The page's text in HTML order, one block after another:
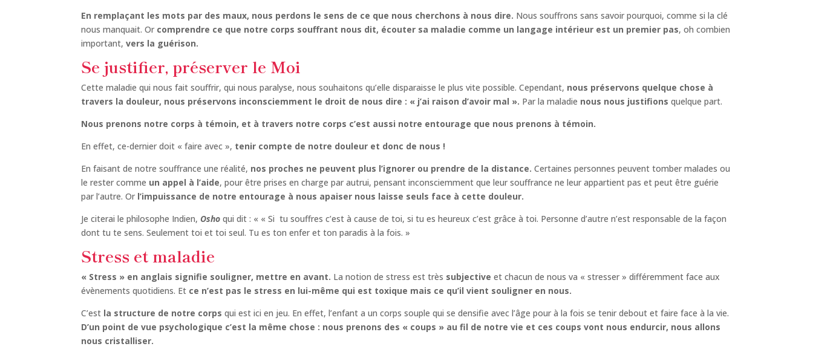
En remplaçant les mots par des maux, nous perdons le sens de ce que nous cherchons à nous dire. Nous souffrons sans savoir pourquoi, comme si la clé
nous manquait. Or comprendre ce que notre corps souffrant nous dit, écouter sa maladie comme un langage intérieur est un premier pas, oh combien
important,vers la guérison.
Se justifier, préserver le Moi
Cette maladie qui nous fait souffrir, qui nous paralyse, nous souhaitons qu’elle disparaisse le plus vite possible. Cependant, nous préservons quelque chose à
travers la douleur, nous préservons inconsciemment le droit de nous dire : « j’ai raison d’avoir mal ». Par la maladie nous nous justifions quelque part.
Nous prenons notre corps à témoin, et à travers notre corps c’est aussi notre entourage que nous prenons à témoin.
En effet, ce-dernier doit « faire avec », tenir compte de notre douleur et donc de nous !
En faisant de notre souffrance une réalité, nos proches ne peuvent plus l’ignorer ou prendre de la distance. Certaines personnes peuvent tomber malades ou
le rester comme un appel à l’aide, pour être prises en charge par autrui, pensant inconsciemment que leur souffrance ne leur appartient pas et peut être guérie
par l’autre. Or l’impuissance de notre entourage à nous apaiser nous laisse seuls face à cette douleur.
Je citerai le philosophe Indien, Osho qui dit : « « Si tu souffres c’est à cause de toi, si tu es heureux c’est grâce à toi. Personne d’autre n’est responsable de la façon
dont tu te sens. Seulement toi et toi seul. Tu es ton enfer et ton paradis à la fois. »
Stress et maladie
« Stress » en anglais signifie souligner, mettre en avant. La notion de stress est très subjective et chacun de nous va « stresser » différemment face aux
évènements quotidiens. Et ce n’est pas le stress en lui-même qui est toxique mais ce qu’il vient souligner en nous.
C’est la structure de notre corps qui est ici en jeu. En effet, l’enfant a un corps souple qui se densifie avec l’âge pour à la fois se tenir debout et faire face à la vie.
D’un point de vue psychologique c’est la même chose : nous prenons des « coups » au fil de notre vie et ces coups vont nous endurcir, nous allons
nous cristalliser.